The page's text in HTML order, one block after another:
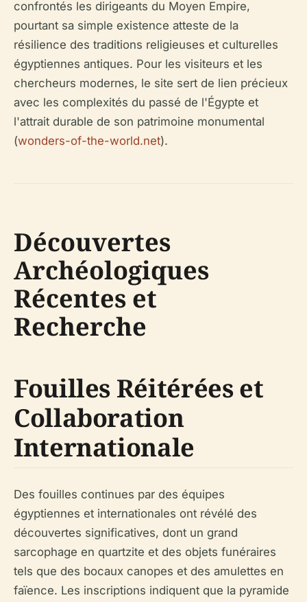
confrontés les dirigeants du Moyen Empire,
pourtant sa simple existence atteste de la
résilience des traditions religieuses et culturelles
égyptiennes antiques. Pour les visiteurs et les
chercheurs modernes, le site sert de lien précieux
avec les complexités du passé de l'Égypte et
l'attrait durable de son patrimoine monumental
(wonders-of-the-world.net).
Découvertes
Archéologiques
Récentes et
Recherche
Fouilles Réitérées et
Collaboration
Internationale
Des fouilles continues par des équipes
égyptiennes et internationales ont révélé des
découvertes significatives, dont un grand
sarcophage en quartzite et des objets funéraires
tels que des bocaux canopes et des amulettes en
faïence. Les inscriptions indiquent que la pyramide